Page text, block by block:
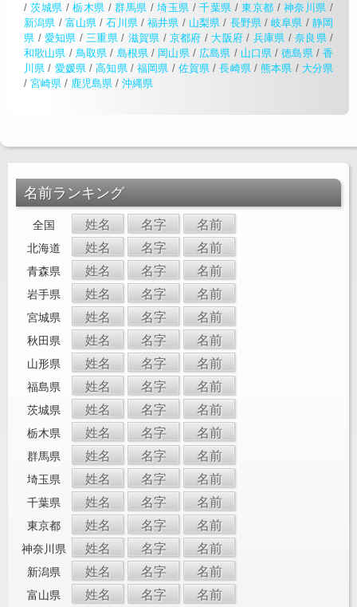
/茨城県 /栃木県 /群馬県 /埼玉県 /千葉県 /東京都 /神奈川県 /
新潟県 / 富山県 /石川県/福井県 / 山梨県 / 長野県/岐阜県 / 静岡
県 / 愛知県 /三重県 / 滋賀県 / 京都府 / 大阪府 / 兵庫県 / 奈良県/
和歌山県 / 鳥取県 / 島根県/ 岡山県/ 広島県 / 山口県 /徳島県/香
川県 / 愛媛県/高知県/ 福岡県 / 佐賀県 /長崎県/熊本県 / 大分県
/ 宮崎県 / 鹿児島県 / 沖縄県
名前ランキング
全国 姓名 名字 名前
北海道 姓名 名字 名前
青森県 姓名 名字 名前
岩手県 姓名 名字 名前
宮城県 姓名 名字 名前
秋田県 姓名 名字 名前
山形県 姓名 名字 名前
福島県 姓名 名字 名前
茨城県 姓名 名字 名前
栃木県 姓名 名字 名前
群馬県 姓名 名字 名前
埼玉県 姓名 名字 名前
千葉県 姓名 名字 名前
東京都 姓名 名字 名前
神奈川県 姓名 名字 名前
新潟県 姓名 名字 名前
富山県 姓名 名字 名前